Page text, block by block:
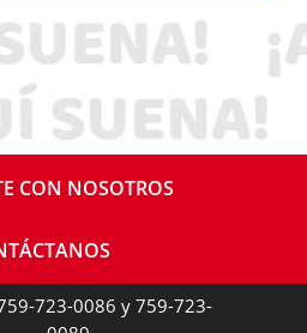
CON NOSOTROS
723-0086 y 759-723-